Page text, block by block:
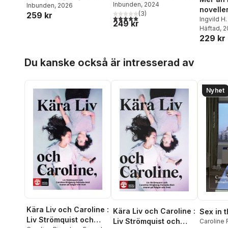
Noli
Inbunden, 2026
259 kr
Noli
Inbunden, 2024
5,0utav 5 stjärnor. Totalt antal röster:
(3)
249 kr Ingvild
Klingspor
Caroline
Häftad,
229 kr
Du kanske också är intresserad av
Kära Liv och Caroline :
Liv Strömquist och
Kära Liv och Caroline :
Liv Strömquist och
Nyhet
Sex in
Caroline